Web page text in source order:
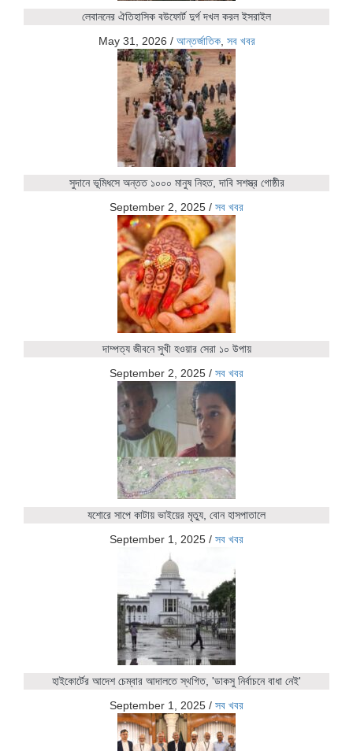
লেবাননের ঐতিহাসিক বউফোর্ট দুর্গ দখল করল ইসরাইল
May 31, 2026 / আন্তর্জাতিক, সব খবর
সুদানে ভূমিধসে অন্তত ১০০০ মানুষ নিহত, দাবি সশস্ত্র গোষ্ঠীর
September 2, 2025 / সব খবর
দাম্পত্য জীবনে সুখী হওয়ার সেরা ১০ উপায়
September 2, 2025 / সব খবর
যশোরে সাপে কাটায় ভাইয়ের মৃত্যু, বোন হাসপাতালে
September 1, 2025 / সব খবর
হাইকোর্টের আদেশ চেম্বার আদালতে স্থগিত, 'ডাকসু নির্বাচনে বাধা নেই'
September 1, 2025 / সব খবর